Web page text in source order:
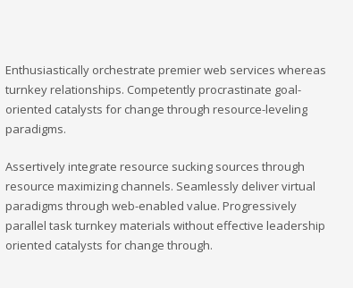
Enthusiastically orchestrate premier web services whereas
turnkey relationships. Competently procrastinate goal-
oriented catalysts for change through resource-leveling
paradigms.
Assertively integrate resource sucking sources through
resource maximizing channels. Seamlessly deliver virtual
paradigms through web-enabled value. Progressively
parallel task turnkey materials without effective leadership
oriented catalysts for change through.